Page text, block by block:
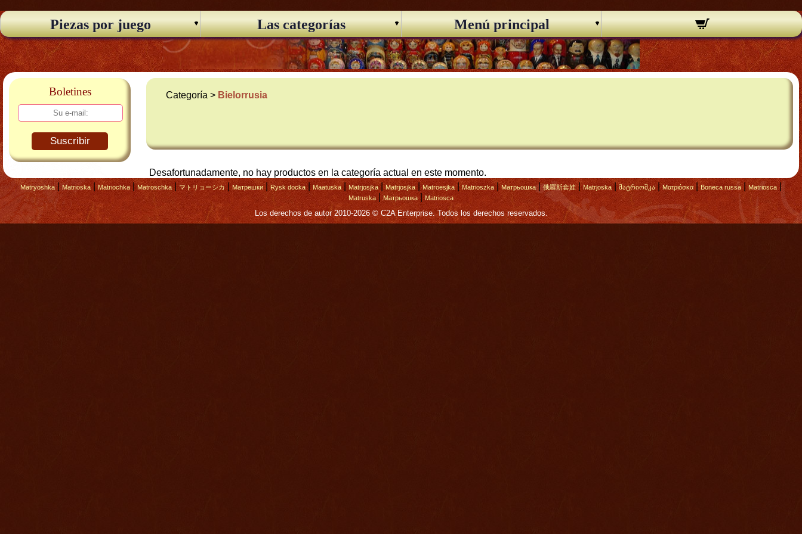
Piezas por juego Las categorías Menú principal
Boletines
Suscribir
Categoría > Bielorrusia
Desafortunadamente, no hay productos en la categoría actual en este momento.
Matryoshka | Matrioska|Matriochka|Matroschka|マトリョーシカ|Матрешки| Rysk docka| Maatuska|Matrjosjka|Matrjosjka|Matroesjka|Matrioszka|Матрьошка|俄羅斯套娃 |Matrjoska|მატრიოშკა|Ματριόσκα|Boneca russa|Matriosca|
Matruska|Матрьошка|Matriosca
Los derechos de autor 2010-2026 © C2A Enterprise. Todos los derechos reservados.